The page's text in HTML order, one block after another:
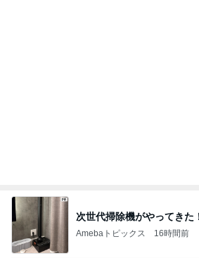
次世代掃除機がやってきた
Amebaトピックス 16時間前